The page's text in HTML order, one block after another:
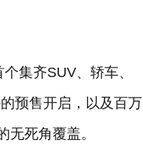
集齐SUV、轿车、
预售开启，以及百万
死角覆盖。